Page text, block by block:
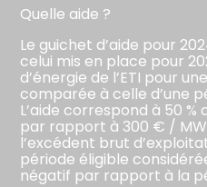
Quelle aide ?
Le guichet d’aide pour
celui mis en place pour
d’énergie de l’ETI pour
comparée à celle d’une
L’aide correspond à 50
par rapport à 300 € /
l’excédent brut
période éligible
négatif par rapport à la